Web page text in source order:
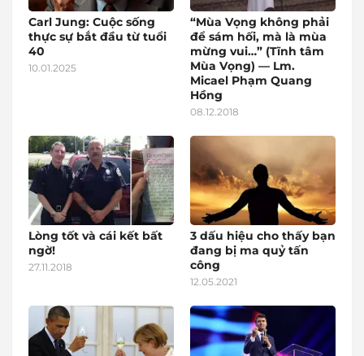
Carl Jung: Cuộc sống
thực sự bắt đầu từ tuổi
40
10.01.2025
“Mùa Vọng không phải
để sám hối, mà là mùa
mừng vui…” (Tĩnh tâm
Mùa Vọng) — Lm.
Micael Phạm Quang
Hồng
08.12.2018
Lòng tốt và cái kết bất
ngờ!
27.11.2018
3 dấu hiệu cho thấy bạn
đang bị ma quỷ tấn
công
12.05.2021